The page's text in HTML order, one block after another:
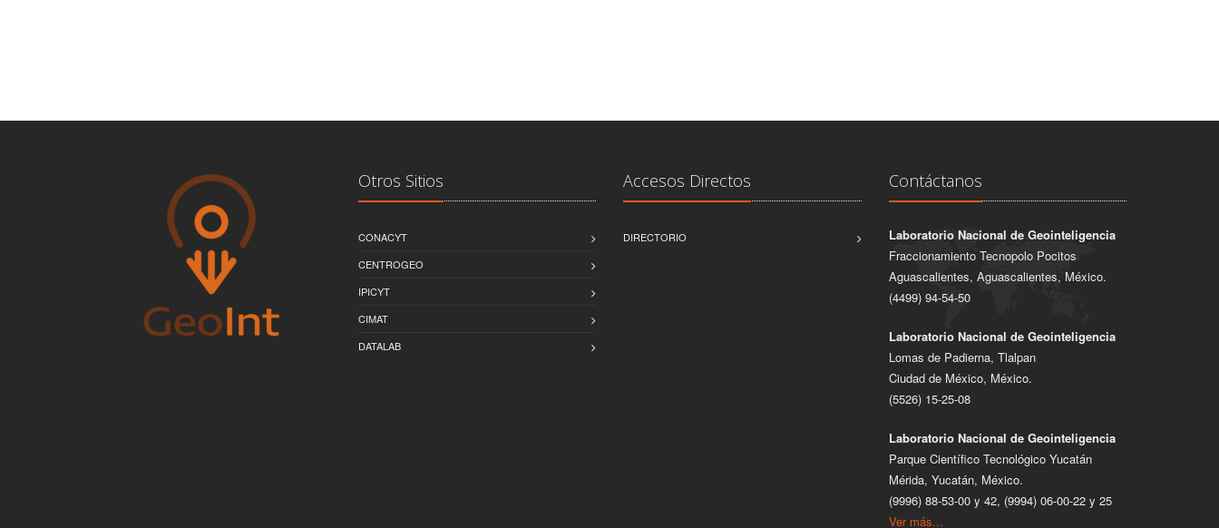
Otros Sitios
CONACYT
CENTROGEO
IPICYT
CIMAT
DATALAB
Accesos Directos
DIRECTORIO
Contáctanos
Laboratorio Nacional de Geointeligencia
Fraccionamiento Tecnopolo Pocitos
Aguascalientes, Aguascalientes, México.
(4499) 94-54-50
Laboratorio Nacional de Geointeligencia
Lomas de Padierna, Tlalpan
Ciudad de México, México.
(5526) 15-25-08
Laboratorio Nacional de Geointeligencia
Parque Científico Tecnológico Yucatán
Mérida, Yucatán, México.
(9996) 88-53-00 y 42, (9994) 06-00-22 y 25
Ver más...